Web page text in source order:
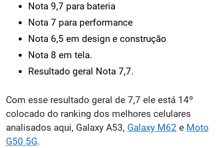
Nota 9,7 para bateria
Nota 7 para performance
Nota 6,5 em design e construção
Nota 8 em tela.
Resultado geral Nota 7,7.
Com esse resultado geral de 7,7 ele está 14º
colocado do ranking dos melhores celulares
analisados aqui, Galaxy A53, Galaxy M62 e Moto
G50 5G.